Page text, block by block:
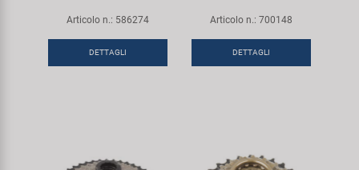
Articolo n.: 586274
DETTAGLI
Articolo n.: 700148
DETTAGLI